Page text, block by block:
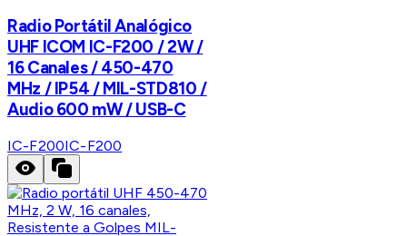
Radio Portátil Analógico
UHF ICOM IC-F200 / 2W /
16 Canales / 450-470
MHz / IP54 / MIL-STD810 /
Audio 600 mW / USB-C
IC-F200IC-F200